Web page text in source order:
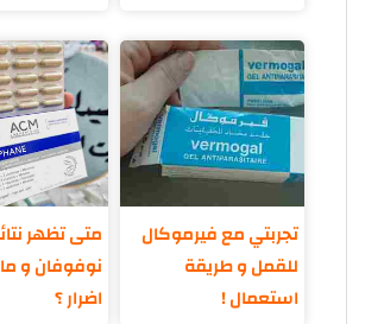
تجربتي مع فيرموكال
للقمل و طريقة
استعمال !
متى تظهر
نوفوفان و
اضرار ؟